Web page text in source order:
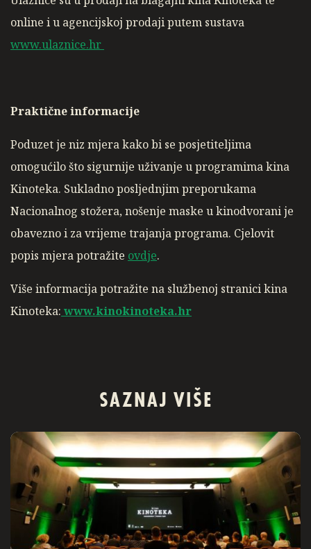
online i u agencijskoj prodaji putem sustava
www.ulaznice.hr
Praktične informacije
Poduzet je niz mjera kako bi se posjetiteljima
omogućilo što sigurnije uživanje u programima kina
Kinoteka. Sukladno posljednjim preporukama
Nacionalnog stožera, nošenje maske u kinodvorani je
obavezno i za vrijeme trajanja programa. Cjelovit
popis mjera potražite ovdje.
Više informacija potražite na službenoj stranici kina
Kinoteka: www.kinokinoteka.hr
SAZNAJ VIŠE